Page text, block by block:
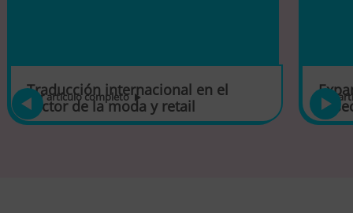
Traducción internacional en el
sector de la moda y retail
leer artículo completo
el
leer